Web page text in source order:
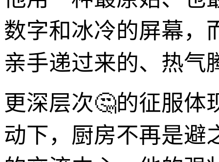
数字和冰冷的屏幕，
亲手递过来的、热气
更深层次🤔的征服体
动下，厨房不再是避